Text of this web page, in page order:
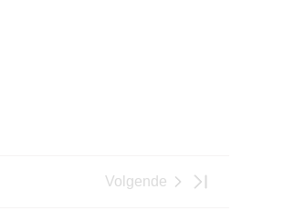
Volgende